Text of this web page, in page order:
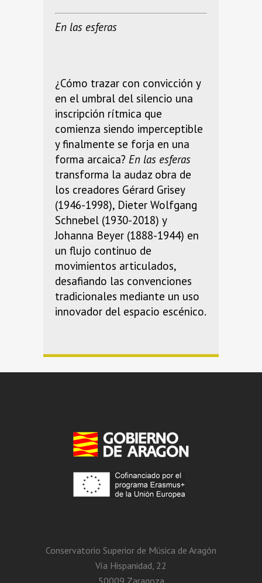
En las esferas
¿Cómo trazar con convicción y
en el umbral del silencio una
inscripción rítmica que
comienza siendo imperceptible
y finalmente se forja en una
forma arcaica? En las esferas
transforma la audaz obra de
los creadores Gérard Grisey
(1946-1998), Dieter Wolfgang
Schnebel (1930-2018) y
Johanna Beyer (1888-1944) en
un flujo continuo de
movimientos articulados,
desafiando las convenciones
tradicionales mediante un uso
innovador del espacio escénico.
Conservatorio Superior de Música de Aragón
Vía Hispanidad, 22